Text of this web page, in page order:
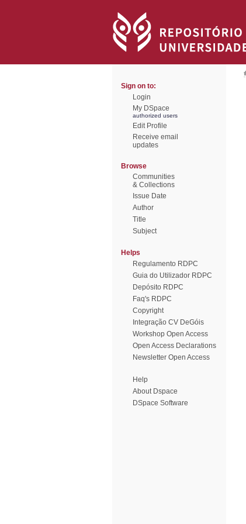
Sign on to:
Login
My DSpace
authorized users
Edit Profile
Receive email
updates
Browse
Communities
& Collections
Issue Date
Author
Title
Subject
Helps
Regulamento RDPC
Guia do Utilizador RDPC
Depósito RDPC
Faq's RDPC
Copyright
Integração CV DeGóis
Workshop Open Access
Open Access Declarations
Newsletter Open Access
Help
About Dspace
DSpace Software